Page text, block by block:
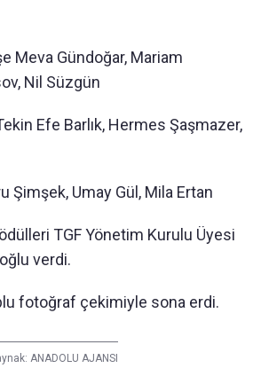
Meva Gündoğar, Mariam
Nil Süzgün
Efe Barlık, Hermes Şaşmazer,
Şimşek, Umay Gül, Mila Ertan
TGF Yönetim Kurulu Üyesi
verdi.
fotoğraf çekimiyle sona erdi.
ANADOLU AJANSI